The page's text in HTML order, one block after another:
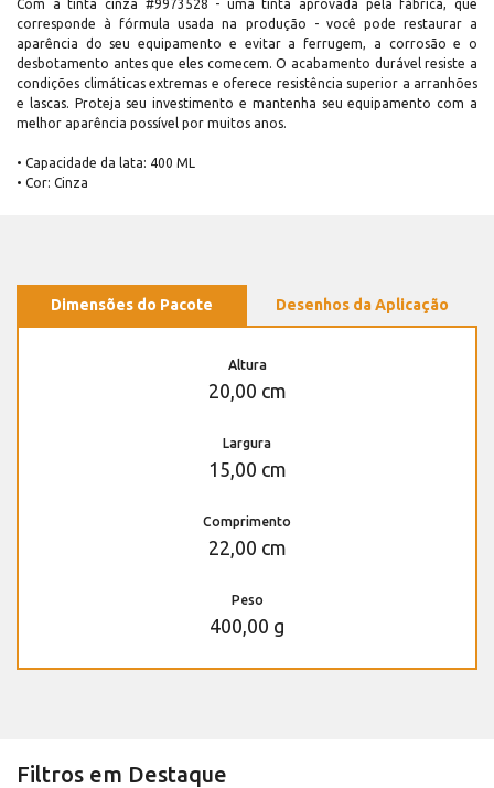
Com a tinta cinza #9973528 - uma tinta aprovada pela fábrica, que
corresponde à fórmula usada na produção - você pode restaurar a
aparência do seu equipamento e evitar a ferrugem, a corrosão e o
desbotamento antes que eles comecem. O acabamento durável resiste a
condições climáticas extremas e oferece resistência superior a arranhões
e lascas. Proteja seu investimento e mantenha seu equipamento com a
melhor aparência possível por muitos anos.
• Capacidade da lata: 400 ML
• Cor: Cinza
Dimensões do Pacote Desenhos da Aplicação
Altura
20,00 cm
Largura
15,00 cm
Comprimento
22,00 cm
Peso
400,00 g
Filtros em Destaque